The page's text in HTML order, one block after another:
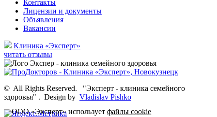
Контакты
Лицензии и документы
Объявления
Вакансии
Клиника «Эксперт»
читать отзывы
© All Rights Reserved.
"Эксперт - клиника семейного
здоровья" . Design by Vladislav Pishko
ООО «Эксперт» используетфайлы cookie